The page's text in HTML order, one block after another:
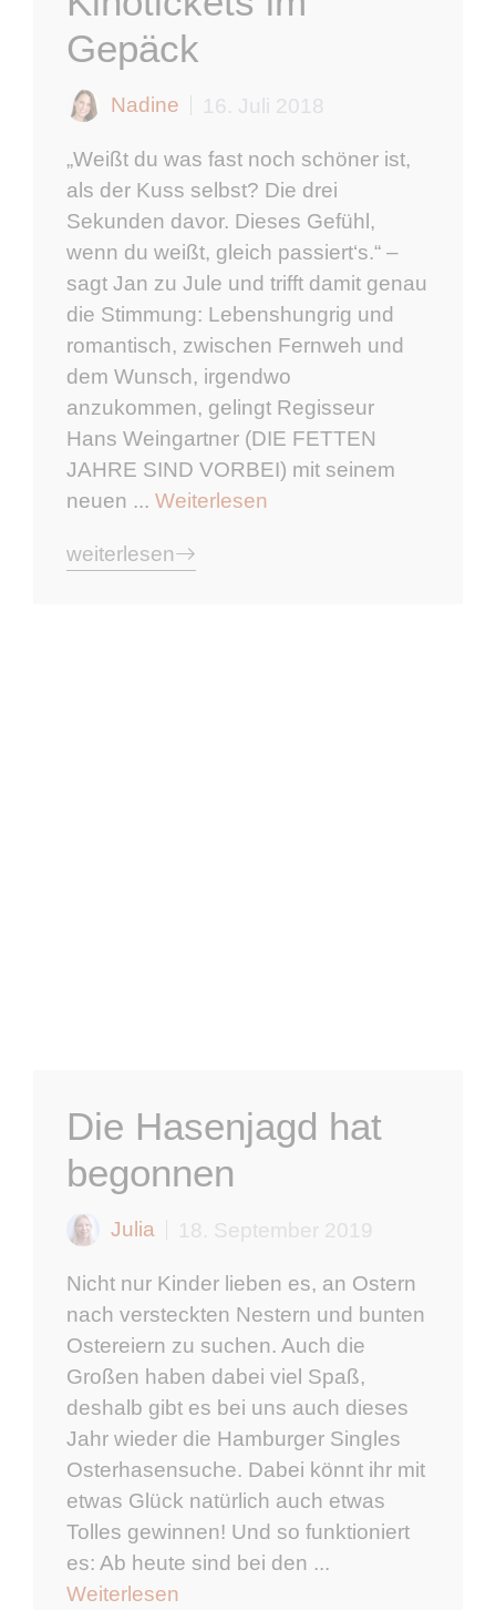
Gepäck
Nadine 16. Juli 2018
„Weißt du was fast noch schöner ist,
als der Kuss selbst? Die drei
Sekunden davor. Dieses Gefühl,
wenn du weißt, gleich passiert‘s.“ –
sagt Jan zu Jule und trifft damit genau
die Stimmung: Lebenshungrig und
romantisch, zwischen Fernweh und
dem Wunsch, irgendwo
anzukommen, gelingt Regisseur
Hans Weingartner (DIE FETTEN
JAHRE SIND VORBEI) mit seinem
neuen ... Weiterlesen
weiterlesen
Die Hasenjagd hat
begonnen
Julia 18. September 2019
Nicht nur Kinder lieben es, an Ostern
nach versteckten Nestern und bunten
Ostereiern zu suchen. Auch die
Großen haben dabei viel Spaß,
deshalb gibt es bei uns auch dieses
Jahr wieder die Hamburger Singles
Osterhasensuche. Dabei könnt ihr mit
etwas Glück natürlich auch etwas
Tolles gewinnen! Und so funktioniert
es: Ab heute sind bei den ...
Weiterlesen